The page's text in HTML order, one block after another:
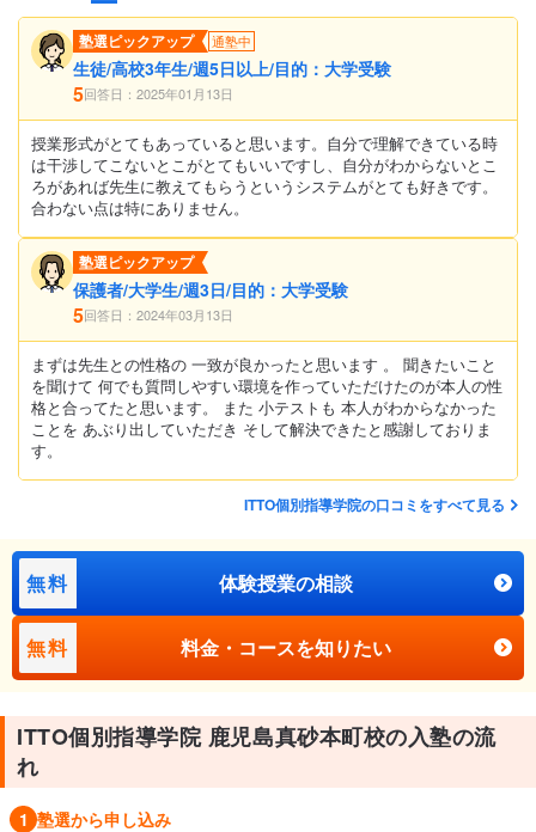
塾選ピックアップ 通塾中
生徒/高校3年生/週5日以上/目的：大学受験
5回答日：2025年01月13日
授業形式がとてもあっていると思います。自分で理解できている時
は干渉してこないとこがとてもいいですし、自分がわからないとこ
ろがあれば先生に教えてもらうというシステムがとても好きです。
合わない点は特にありません。
塾選ピックアップ
保護者/大学生/週3日/目的：大学受験
5回答日：2024年03月13日
まずは先生との性格の 一致が良かったと思います 。 聞きたいこと
を聞けて 何でも質問しやすい環境を作っていただけたのが本人の性
格と合ってたと思います。 また 小テストも 本人がわからなかった
ことを あぶり出していただき そして解決できたと感謝しておりま
す。
ITTO個別指導学院の口コミをすべて見る
無料 体験授業の相談
無料 料金・コースを知りたい
ITTO個別指導学院 鹿児島真砂本町校の入塾の流
れ
1 塾選から申し込み